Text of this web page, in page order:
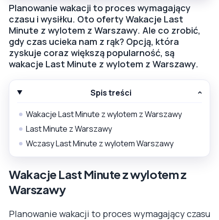
Planowanie wakacji to proces wymagający
czasu i wysiłku. Oto oferty Wakacje Last
Minute z wylotem z Warszawy. Ale co zrobić,
gdy czas ucieka nam z rąk? Opcją, która
zyskuje coraz większą popularność, są
wakacje Last Minute z wylotem z Warszawy.
Spis treści
Wakacje Last Minute z wylotem z Warszawy
Last Minute z Warszawy
Wczasy Last Minute z wylotem Warszawy
Wakacje Last Minute z wylotem z
Warszawy
Planowanie wakacji to proces wymagający czasu